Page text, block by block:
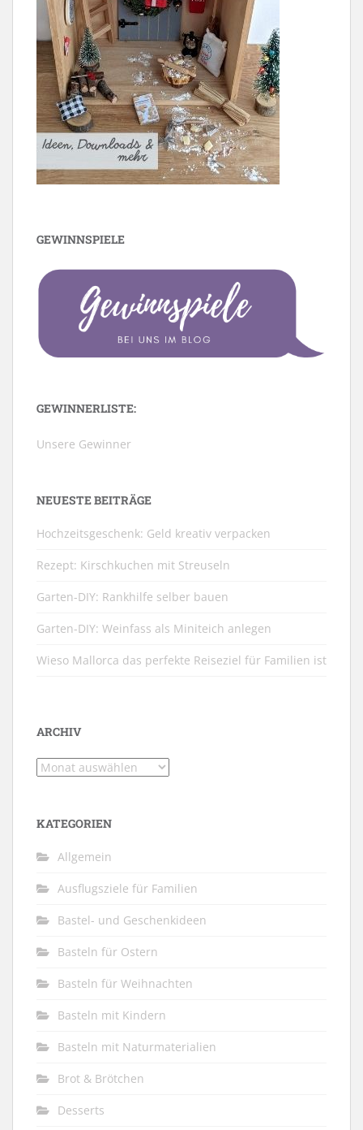
GEWINNSPIELE
GEWINNERLISTE:
Unsere Gewinner
NEUESTE BEITRÄGE
Hochzeitsgeschenk: Geld kreativ verpacken
Rezept: Kirschkuchen mit Streuseln
Garten-DIY: Rankhilfe selber bauen
Garten-DIY: Weinfass als Miniteich anlegen
Wieso Mallorca das perfekte Reiseziel für Familien ist
ARCHIV
Archiv
KATEGORIEN
Allgemein
Ausflugsziele für Familien
Bastel- und Geschenkideen
Basteln für Ostern
Basteln für Weihnachten
Basteln mit Kindern
Basteln mit Naturmaterialien
Brot & Brötchen
Desserts